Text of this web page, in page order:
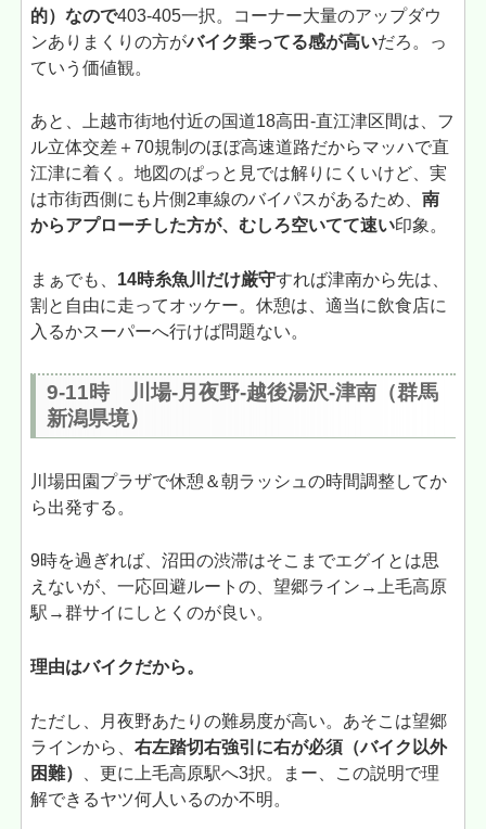
的）なので403-405一択。コーナー大量のアップダウ
ンありまくりの方がバイク乗ってる感が高いだろ。っ
ていう価値観。
あと、上越市街地付近の国道18高田-直江津区間は、フ
ル立体交差＋70規制のほぼ高速道路だからマッハで直
江津に着く。地図のぱっと見では解りにくいけど、実
は市街西側にも片側2車線のバイパスがあるため、南
からアプローチした方が、むしろ空いてて速い印象。
まぁでも、 14時糸魚川だけ厳守すれば津南から先は、
割と自由に走ってオッケー。休憩は、適当に飲食店に
入るかスーパーへ行けば問題ない。
9-11時 川場-月夜野-越後湯沢-津南（群馬
新潟県境）
川場田園プラザで休憩＆朝ラッシュの時間調整してか
ら出発する。
9時を過ぎれば、沼田の渋滞はそこまでエグイとは思
えないが、一応回避ルートの、望郷ライン→上毛高原
駅→群サイにしとくのが良い。
理由はバイクだから。
ただし、月夜野あたりの難易度が高い。あそこは望郷
ラインから、右左踏切右強引に右が必須（バイク以外
困難）
、更に上毛高原駅へ3択。まー、この説明で理
解できるヤツ何人いるのか不明。